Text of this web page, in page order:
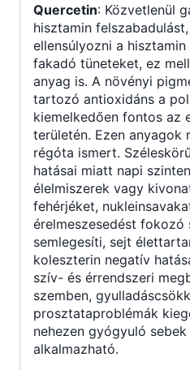
Quercetin: Közvetlenül
hisztamin
ellensúlyozni a
fakadó tüneteket, ez
anyag is. A növényi
tartozó antioxidáns a
kiemelkedően fontos az
területén. Ezen anyagok
régóta ismert.
hatásai miatt napi
élelmiszerek vagy
fehérjéket,
érelmeszesedést
semlegesíti, sejt
koleszterin negatív
szív- és érrendszeri
szemben,
prosztataproblémák
nehezen gyógyuló
alkalmazható.